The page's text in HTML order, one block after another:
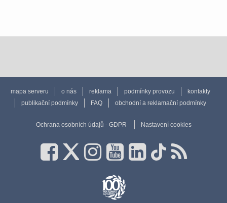
mapa serveru o nás reklama podmínky provozu
kontakty
publikační podmínky
FAQ obchodní a reklamační podmínky
Ochrana osobních údajů - GDPR Nastavení cookies